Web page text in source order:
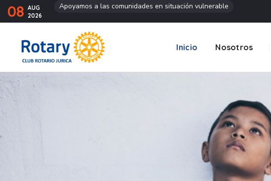
08 AUG
2026
Apoyamos a las comunidades en situación vulnerable
Inicio Nosotros